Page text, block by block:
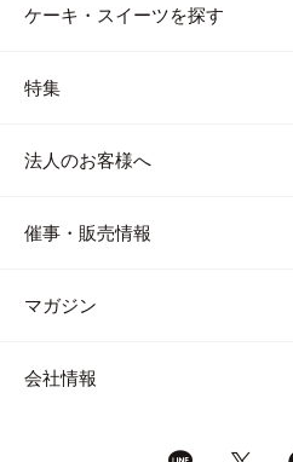
ケーキ・スイーツを探す
特集
法人のお客様へ
催事・販売情報
マガジン
会社情報